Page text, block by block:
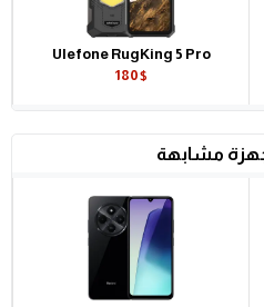
Ulefone RugKing 5 Pro
180$
مشابهة